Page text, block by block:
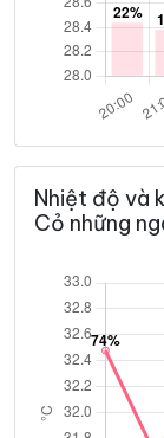
Nhiệt độ và
Cỏ những